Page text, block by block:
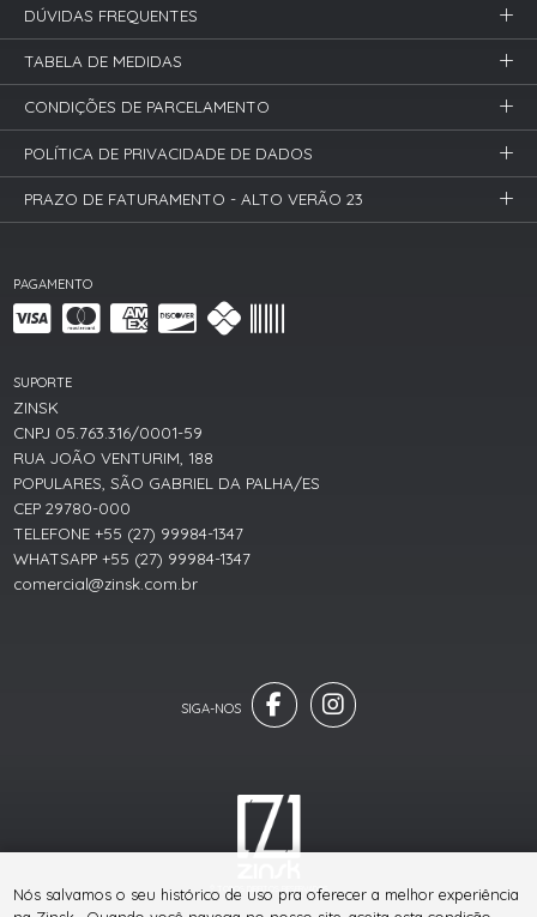
PAGAMENTO
SUPORTE
ZINSK
CNPJ 05.763.316/0001-59
RUA JOÃO VENTURIM, 188
POPULARES, SÃO GABRIEL DA PALHA/ES
CEP 29780-000
TELEFONE +55 (27) 99984-1347
WHATSAPP +55 (27) 99984-1347
comercial@zinsk.com.br
DÚVIDAS FREQUENTES
TABELA DE MEDIDAS
CONDIÇÕES DE PARCELAMENTO
POLÍTICA DE PRIVACIDADE DE DADOS
PRAZO DE FATURAMENTO - ALTO VERÃO 23
® TODOS DIREITOS RESERVADOS
Nós salvamos o seu histórico de uso pra oferecer a melhor experiência